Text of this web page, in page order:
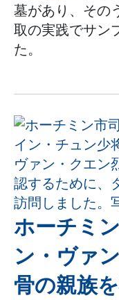
墓があり、その
取の実践でサン
た。
ホーチミ
ン・ヴァ
骨の親族